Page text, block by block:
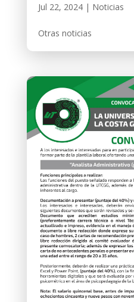
Jul 22, 2024| Noticias
Otras noticias